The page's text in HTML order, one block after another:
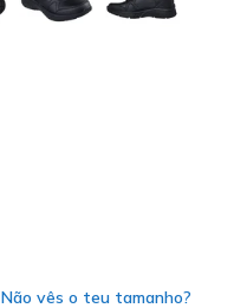
Não vês o teu tamanho?